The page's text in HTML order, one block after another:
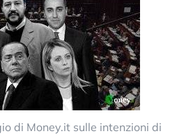
di Money.it sulle intenzioni di